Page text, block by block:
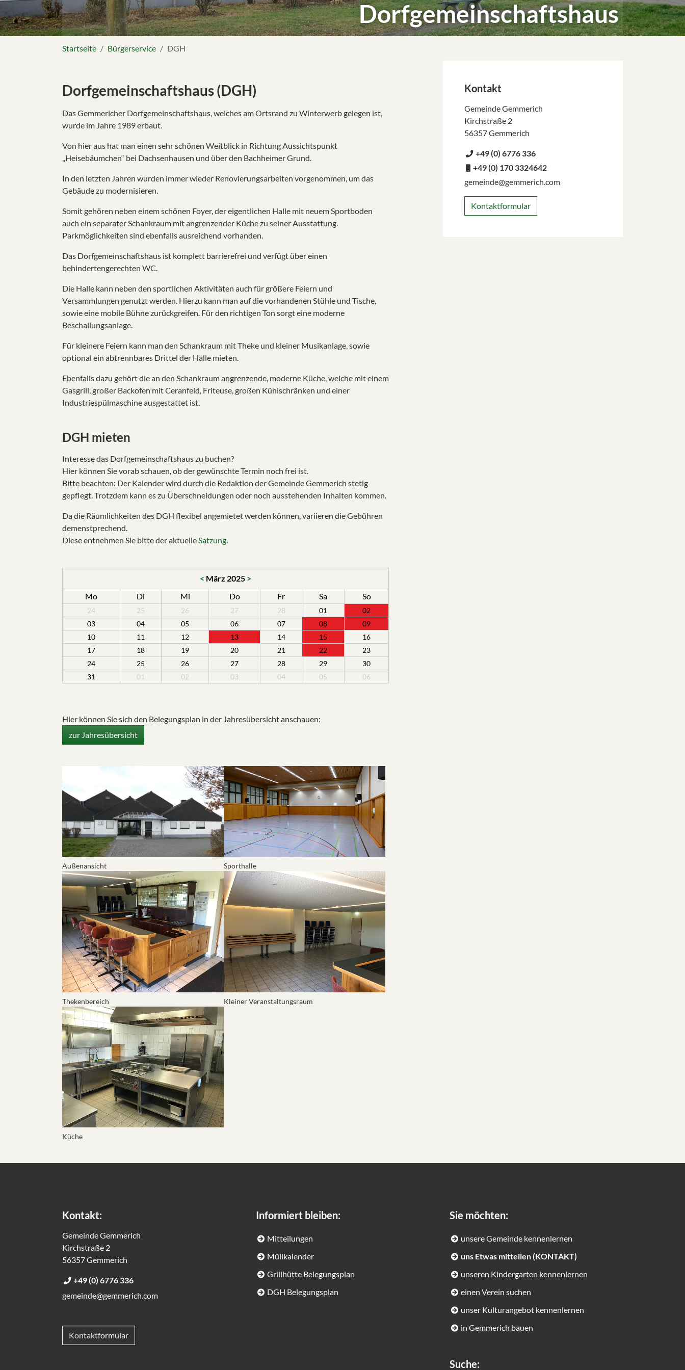
Dorfgemeinschaftshaus
Startseite Bürgerservice DGH
Dorfgemeinschaftshaus (DGH)
Das Gemmericher Dorfgemeinschaftshaus, welches am Ortsrand zu Winterwerb gelegen ist,
wurde im Jahre 1989 erbaut.
Von hier aus hat man einen sehr schönen Weitblick in Richtung Aussichtspunkt
„Heisebäumchen“ bei Dachsenhausen und über den Bachheimer Grund.
In den letzten Jahren wurden immer wieder Renovierungsarbeiten vorgenommen, um das
Gebäude zu modernisieren.
Somit gehören neben einem schönen Foyer, der eigentlichen Halle mit neuem Sportboden
auch ein separater Schankraum mit angrenzender Küche zu seiner Ausstattung.
Parkmöglichkeiten sind ebenfalls ausreichend vorhanden.
Das Dorfgemeinschaftshaus ist komplett barrierefrei und verfügt über einen
behindertengerechten WC.
Die Halle kann neben den sportlichen Aktivitäten auch für größere Feiern und
Versammlungen genutzt werden. Hierzu kann man auf die vorhandenen Stühle und Tische,
sowie eine mobile Bühne zurückgreifen. Für den richtigen Ton sorgt eine moderne
Beschallungsanlage.
Für kleinere Feiern kann man den Schankraum mit Theke und kleiner Musikanlage, sowie
optional ein abtrennbares Drittel der Halle mieten.
Ebenfalls dazu gehört die an den Schankraum angrenzende, moderne Küche, welche mit einem
Gasgrill, großer Backofen mit Ceranfeld, Friteuse, großen Kühlschränken und einer
Industriespülmaschine ausgestattet ist.
DGH mieten
Interesse das Dorfgemeinschaftshaus zu buchen?
Hier können Sie vorab schauen, ob der gewünschte Termin noch frei ist.
Bitte beachten: Der Kalender wird durch die Redaktion der Gemeinde Gemmerich stetig
gepflegt. Trotzdem kann es zu Überschneidungen oder noch ausstehenden Inhalten kommen.
Da die Räumlichkeiten des DGH flexibel angemietet werden können, variieren die Gebühren
demenstprechend.
Diese entnehmen Sie bitte der aktuelle Satzung
< März 2025 >
Mo
Di Mi Do Fr Sa So
24 25 26 27 28 01
02
03
04 05 06 07 08
09
10
11 12 13 14 15
16
17
18 19 20 21 22
23
24
25 26 27 28 29
30
31
01 02 03 04 05 06
Hier können Sie sich den Belegungsplan in der Jahresübersicht anschauen:
zur Jahresübersicht
Außenansicht
Show larger version for:
Sporthalle
Show larger version for:
Thekenbereich
Show larger version for:
Kleiner Veranstaltungsraum
Show larger version for:
Küche
Kontakt
Gemeinde Gemmerich
Kirchstraße 2
56357 Gemmerich
+49 (0) 6776 336
+49 (0) 170 3324642
gemeinde@gemmerich.com
Kontaktformular
Kontakt:
Gemeinde Gemmerich
Kirchstraße 2
56357 Gemmerich
+49 (0) 6776 336
gemeinde@gemmerich.com
Kontaktformular
Informiert bleiben:
Mitteilungen
Müllkalender
Grillhütte Belegungsplan
DGH Belegungsplan
Sie möchten:
unsere Gemeinde kennenlernen
uns Etwas mitteilen (KONTAKT)
unseren Kindergarten kennenlernen
einen Verein suchen
unser Kulturangebot kennenlernen
in Gemmerich bauen
Suche: